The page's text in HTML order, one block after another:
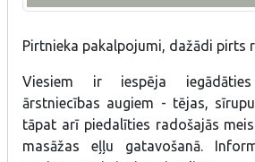
Pirtnieka pakalpojumi, dažādi pirts
Viesiem ir iespēja
ārstniecības augiem - tējas,
tāpat arī piedalīties radošajās
masāžas eļļu gatavošanā.